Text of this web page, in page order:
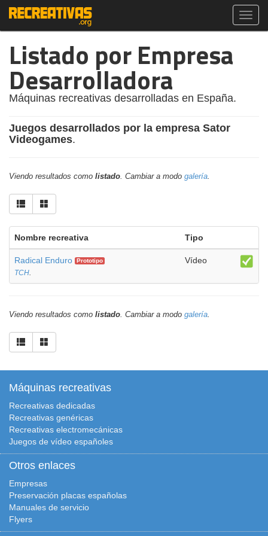
Listado por Empresa
Desarrolladora
Máquinas recreativas desarrolladas en España.
Juegos desarrollados por la empresa Sator
Videogames.
Viendo resultados como listado. Cambiar a modo galería.
Nombre recreativa Tipo
Radical Enduro Prototipo
TCH.
Vídeo
Viendo resultados como listado. Cambiar a modo galería.
Máquinas recreativas
Recreativas dedicadas
Recreativas genéricas
Recreativas electromecánicas
Juegos de vídeo españoles
Otros enlaces
Empresas
Preservación placas españolas
Manuales de servicio
Flyers